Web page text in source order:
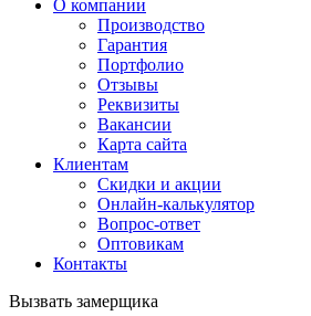
О компании
Производство
Гарантия
Портфолио
Отзывы
Реквизиты
Вакансии
Карта сайта
Клиентам
Скидки и акции
Онлайн-калькулятор
Вопрос-ответ
Оптовикам
Контакты
Вызвать замерщика